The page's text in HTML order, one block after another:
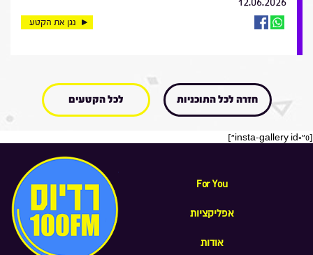
נגן את הקטע
חזרה לכל התוכניות לכל הקטעים
[insta-gallery id="0"]
For You
אפליקציות
אודות